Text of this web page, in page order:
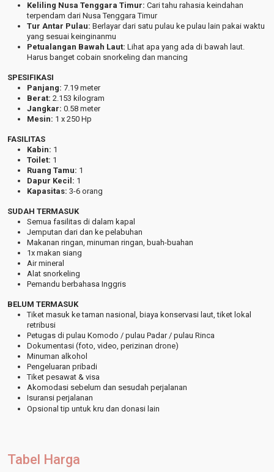
Keliling Nusa Tenggara Timur: Cari tahu rahasia keindahan
terpendam dari Nusa Tenggara Timur
Tur Antar Pulau: Berlayar dari satu pulau ke pulau lain pakai waktu
yang sesuai keinginanmu
Petualangan Bawah Laut: Lihat apa yang ada di bawah laut.
Harus banget cobain snorkeling dan mancing
SPESIFIKASI
Panjang: 7.19 meter
Berat: 2.153 kilogram
Jangkar: 0.58 meter
Mesin: 1 x 250 Hp
FASILITAS
Kabin: 1
Toilet: 1
Ruang Tamu: 1
Dapur Kecil: 1
Kapasitas: 3-6 orang
SUDAH TERMASUK
Semua fasilitas di dalam kapal
Jemputan dari dan ke pelabuhan
Makanan ringan, minuman ringan, buah-buahan
1x makan siang
Air mineral
Alat snorkeling
Pemandu berbahasa Inggris
BELUM TERMASUK
Tiket masuk ke taman nasional, biaya konservasi laut, tiket lokal
retribusi
Petugas di pulau Komodo / pulau Padar / pulau Rinca
Dokumentasi (foto, video, perizinan drone)
Minuman alkohol
Pengeluaran pribadi
Tiket pesawat & visa
Akomodasi sebelum dan sesudah perjalanan
Isuransi perjalanan
Opsional tip untuk kru dan donasi lain
Tabel Harga